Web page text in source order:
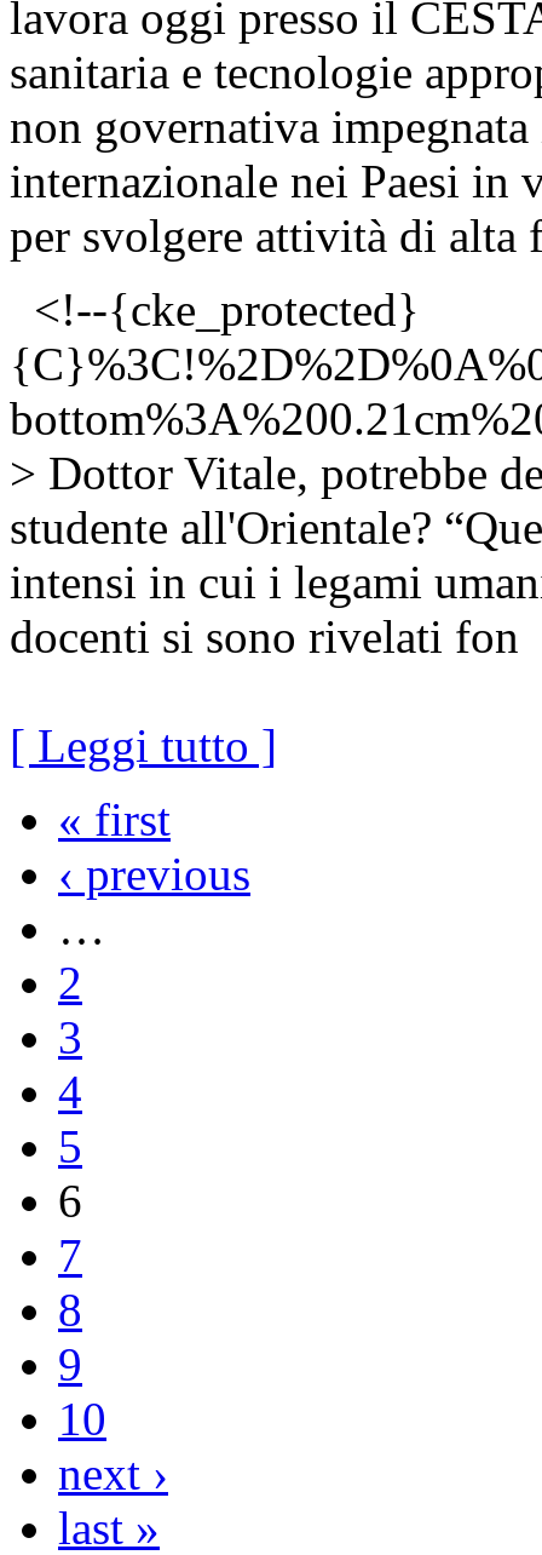
lavora oggi presso il
sanitaria e tecnologie
non governativa
internazionale nei Paesi in
per svolgere attività di alta
<!--{cke_protected}
> Dottor Vitale, potrebbe
studente all'Orientale?
intensi in cui i legami
docenti si sono rivelati fon
[ Leggi tutto ]
« first
‹ previous
…
2
3
4
5
6
7
8
9
10
next ›
last »